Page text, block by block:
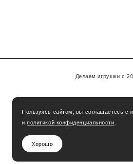
Делаем игрушки с
Пользуясь сайтом, вы соглашаетесь с
иполитикой конфиденциальности
Хорошо